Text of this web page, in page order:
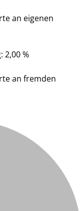
an eigenen
2,00 %
an fremden